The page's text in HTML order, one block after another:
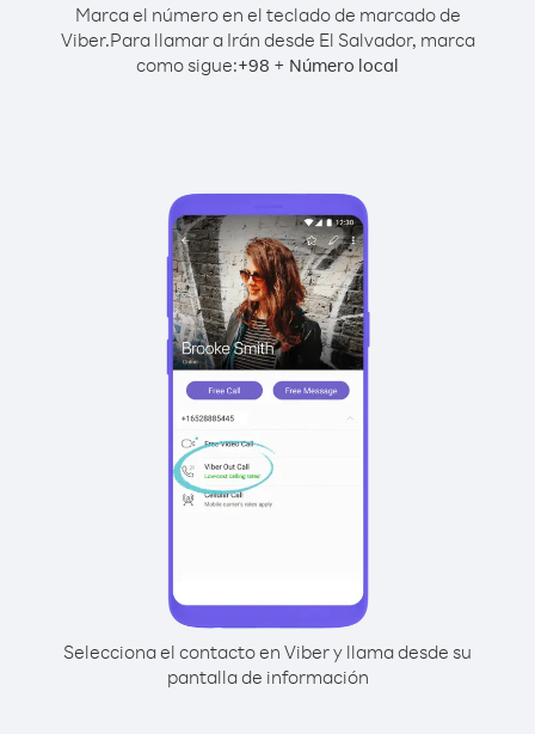
Marca el número en el teclado de marcado de
Viber.Para llamar a Irán desde El Salvador, marca
como sigue:+98 + Número local
Selecciona el contacto en Viber y llama desde su
pantalla de información